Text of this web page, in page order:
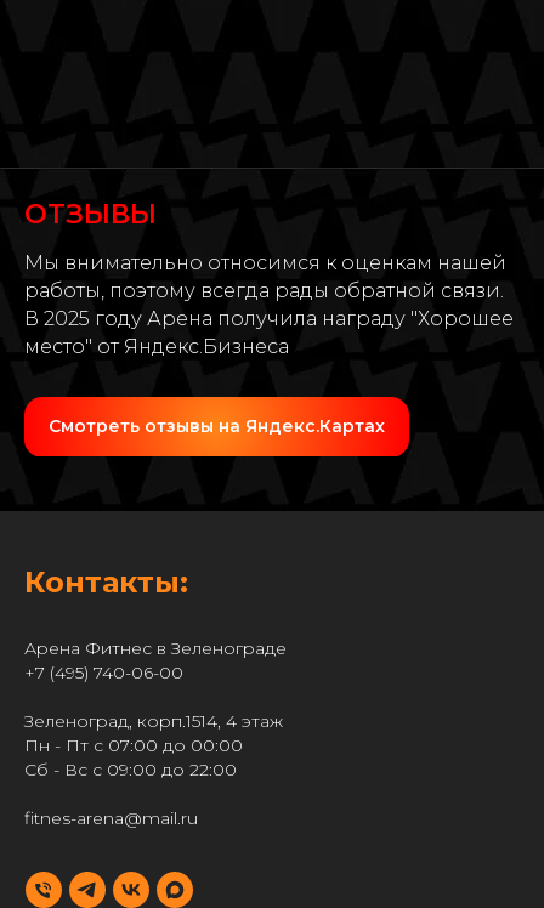
ОТЗЫВЫ
Мы внимательно относимся к оценкам нашей
работы, поэтому всегда рады обратной связи.
В 2025 году Арена получила награду "Хорошее
место" от Яндекс.Бизнеса
Смотреть отзывы на Яндекс.Картах
Контакты:
Арена Фитнес в Зеленограде
+7 (495) 740-06-00
Зеленоград, корп.1514, 4 этаж
Пн - Пт с 07:00 до 00:00
Сб - Вс с 09:00 до 22:00
fitnes-arena@mail.ru